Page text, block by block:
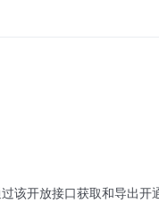
该开放接口获取和导出开